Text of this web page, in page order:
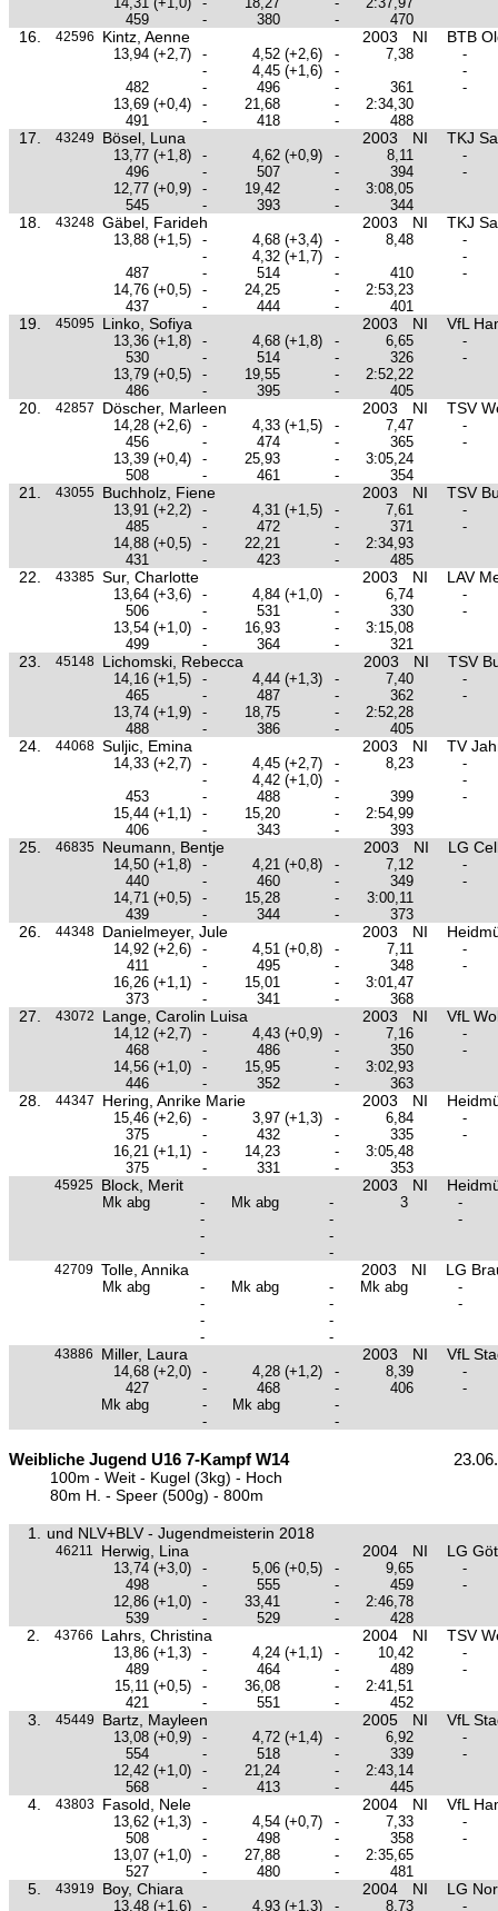
459
- 380 - 470
16. 42596 Kintz, Aenne 2003 NI BTB
13,94 (+2,7) - 4,52 (+2,6) - 7,38
-
-
4,45 (+1,6) -
-
482
- 496 - 361
-
13,69 (+0,4) - 21,68 -
2:34,30
491
- 418 - 488
17. 43249 Bösel, Luna 2003 NI TKJ
13,77 (+1,8) - 4,62 (+0,9) - 8,11
-
496
- 507 - 394
-
12,77 (+0,9) - 19,42 -
3:08,05
545
- 393 - 344
18. 43248 Gäbel, Farideh 2003 NI TKJ
13,88 (+1,5) - 4,68 (+3,4) - 8,48
-
-
4,32 (+1,7) -
-
487
- 514 - 410
-
14,76 (+0,5) - 24,25 -
2:53,23
437
- 444 - 401
19. 45095 Linko, Sofiya 2003 NI VfL
13,36 (+1,8) - 4,68 (+1,8) - 6,65
-
530
- 514 - 326
-
13,79 (+0,5) - 19,55 -
2:52,22
486
- 395 - 405
20. 42857 Döscher, Marleen 2003 NI TSV
14,28 (+2,6) - 4,33 (+1,5) - 7,47
-
456
- 474 - 365
-
13,39 (+0,4) - 25,93 -
3:05,24
508
- 461 - 354
21. 43055 Buchholz, Fiene 2003 NI TSV
13,91 (+2,2) - 4,31 (+1,5) - 7,61
-
485
- 472 - 371
-
14,88 (+0,5) - 22,21 -
2:34,93
431
- 423 - 485
22. 43385 Sur, Charlotte 2003 NI LAV
13,64 (+3,6) - 4,84 (+1,0) - 6,74
-
506
- 531 - 330
-
13,54 (+1,0) - 16,93 -
3:15,08
499
- 364 - 321
23. 45148 Lichomski, Rebecca 2003 NI TSV
14,16 (+1,5) - 4,44 (+1,3) - 7,40
-
465
- 487 - 362
-
13,74 (+1,9) - 18,75 -
2:52,28
488
- 386 - 405
24. 44068 Suljic, Emina 2003 NI TV
14,33 (+2,7) - 4,45 (+2,7) - 8,23
-
-
4,42 (+1,0) -
-
453
- 488 - 399
-
15,44 (+1,1) - 15,20 -
2:54,99
406
- 343 - 393
25. 46835 Neumann, Bentje 2003 NI LG
14,50 (+1,8) - 4,21 (+0,8) - 7,12
-
440
- 460 - 349
-
14,71 (+0,5) - 15,28 -
3:00,11
439
- 344 - 373
26. 44348 Danielmeyer, Jule 2003 NI
14,92 (+2,6) - 4,51 (+0,8) - 7,11
-
411
- 495 - 348
-
16,26 (+1,1) - 15,01 -
3:01,47
373
- 341 - 368
27. 43072 Lange, Carolin Luisa 2003 NI VfL
14,12 (+2,7) - 4,43 (+0,9) - 7,16
-
468
- 486 - 350
-
14,56 (+1,0) - 15,95 -
3:02,93
446
- 352 - 363
28. 44347 Hering, Anrike Marie 2003 NI
15,46 (+2,6) - 3,97 (+1,3) - 6,84
-
375
- 432 - 335
-
16,21 (+1,1) - 14,23 -
3:05,48
375
- 331 - 353
45925 Block, Merit 2003 NI
Mk abg - Mk abg - 3
-
-
-
-
-
-
-
-
42709 Tolle, Annika 2003 NI LG
Mk abg - Mk abg - Mk abg
-
-
-
-
-
-
-
-
43886 Miller, Laura 2003 NI VfL
14,68 (+2,0) - 4,28 (+1,2) - 8,39
-
427
- 468 - 406
-
Mk abg
- Mk abg
-
-
-
Weibliche Jugend U16 7-Kampf W14
100m - Weit - Kugel (3kg) - Hoch
80m H. - Speer (500g) - 800m
1. und NLV+BLV - Jugendmeisterin 2018
46211 Herwig, Lina 2004 NI LG
13,74 (+3,0) - 5,06 (+0,5) - 9,65
-
498
- 555 - 459
-
12,86 (+1,0) - 33,41 -
2:46,78
539
- 529 - 428
2. 43766 Lahrs, Christina 2004 NI TSV
13,86 (+1,3) - 4,24 (+1,1) - 10,42
-
489
- 464 - 489
-
15,11 (+0,5) - 36,08 -
2:41,51
421
- 551 - 452
3. 45449 Bartz, Mayleen 2005 NI VfL
13,08 (+0,9) - 4,72 (+1,4) - 6,92
-
554
- 518 - 339
-
12,42 (+1,0) - 21,24 -
2:43,14
568
- 413 - 445
4. 43803 Fasold, Nele 2004 NI VfL
13,62 (+1,3) - 4,54 (+0,7) - 7,33
-
508
- 498 - 358
-
13,07 (+1,0) - 27,88 -
2:35,65
527
- 480 - 481
5. 43919 Boy, Chiara 2004 NI LG
13,48 (+1,6) - 4,93 (+1,3) - 8,73 -